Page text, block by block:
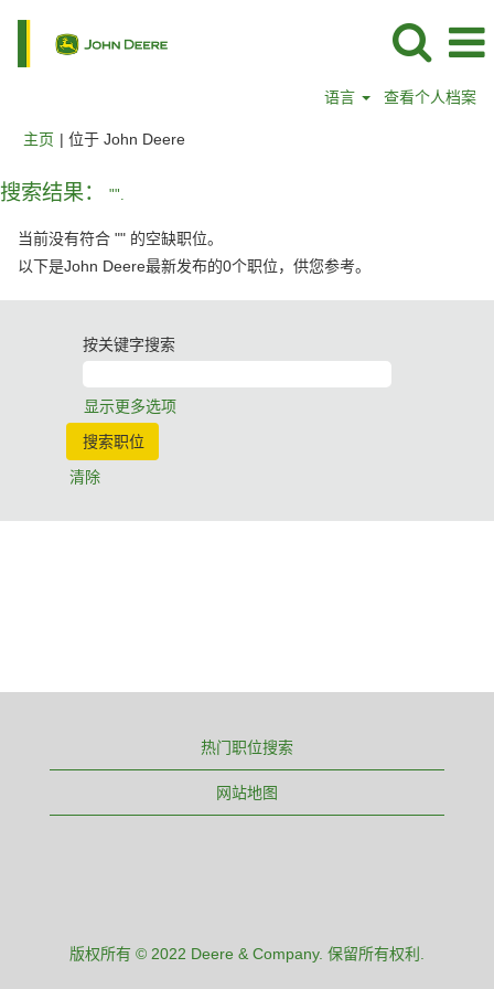
语言 查看个人档案
主页 | 位于 John Deere（当
搜索结果： "".
当前没有符合 "" 的空缺职位。
以下是John Deere最新发布的0个职位，供您参考。
按关键字搜索
显示更多选项
清除
热门职位搜索
网站地图
版权所有 © 2022 Deere & Company. 保留所有权利.